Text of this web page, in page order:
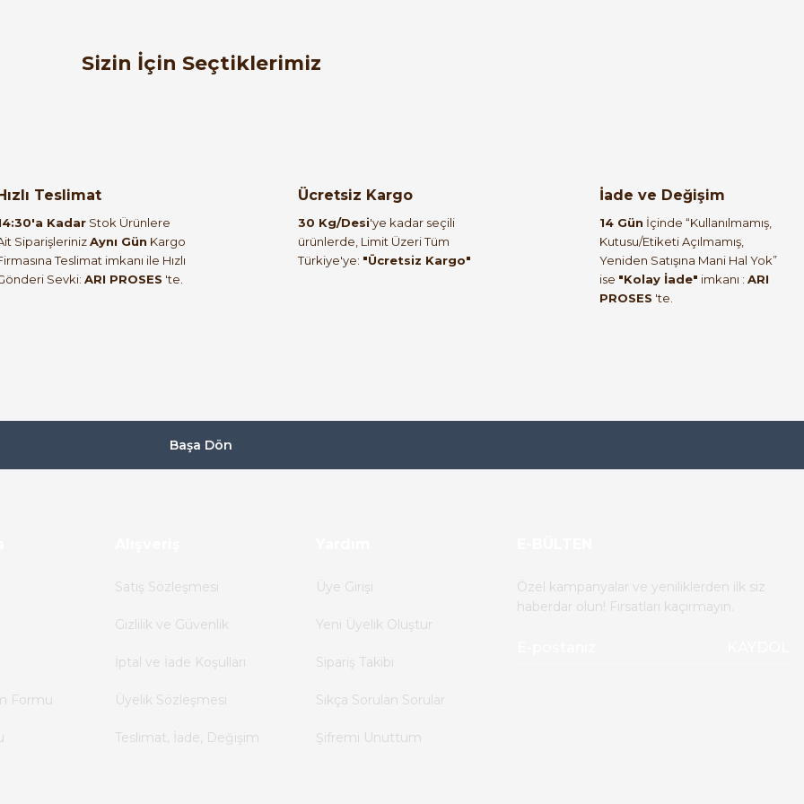
Sizin İçin Seçtiklerimiz
Teslimat
Kadar Stok Ürünlere
SiparişlerinizAynı Gün Kargo
Teslimat imkanı ile Hızlı
Sevki: ARI PROSES 'te.
Ücretsiz Kargo
30 Kg/Desi'ye kadar seçili
ürünlerde, Limit Üzeri Tüm
Türkiye'ye: "Ücretsiz Kargo"
İade ve Değişim
14 Gün İçinde “Kullanılmamış,
Kutusu/Etiketi Açılmamış,
Yeniden Satışına Mani Hal Yok”
ise "Kolay İade" imkanı : ARI
PROSES 'te.
Başa Dön
Formu
Satış Sözleşmesi
Gizlilik ve Güvenlik
İptal ve İade Koşulları
Üyelik Sözleşmesi
Teslimat, İade, Değişim
Üye Girişi
Yeni Üyelik Oluştur
Sipariş Takibi
Sıkça Sorulan Sorular
Şifremi Unuttum
Özel kampanyalar ve yeniliklerden ilk siz
haberdar olun! Fırsatları kaçırmayın.